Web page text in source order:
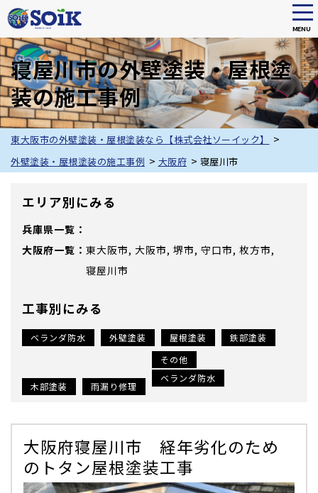
Skip
to
main
content
MENU
寝屋川市の外壁塗装・屋根塗
装の施工事例
東大阪市の外壁塗装・屋根塗装なら【株式会社ソーイック】 >
外壁塗装・屋根塗装の施工事例 > 大阪府 > 寝屋川市
エリア別にみる
兵庫県
大阪府
東大阪市 大阪市 堺市 守口市 枚方市
寝屋川市
工事別にみる
ベランダ防水 外壁塗装 屋根塗装 鉄部塗装
木部塗装 雨漏り修理
その他
ベランダ防水
大阪府寝屋川市 経年劣化のため
のトタン屋根塗装工事